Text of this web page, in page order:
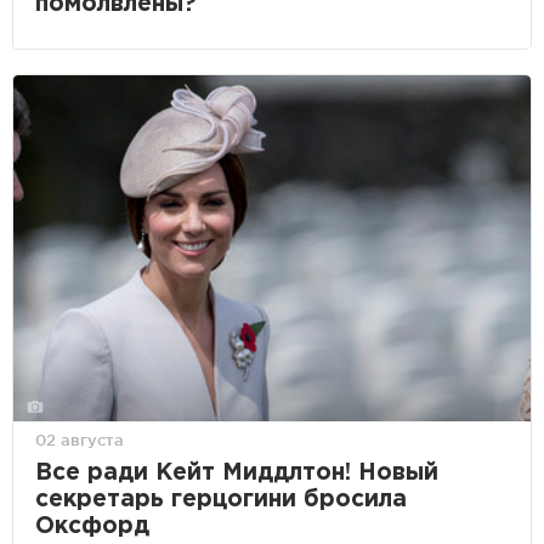
помолвлены?
02 августа
Все ради Кейт Миддлтон! Новый
секретарь герцогини бросила
Оксфорд